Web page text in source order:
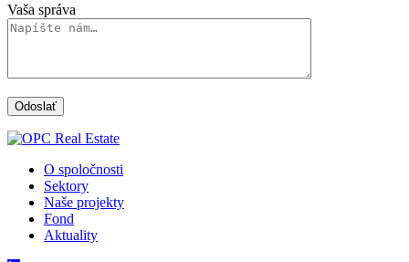
Vaša správa
O spoločnosti
Sektory
Naše projekty
Fond
Aktuality